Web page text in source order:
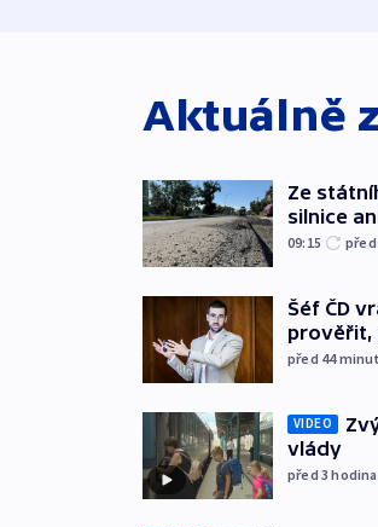
Aktuálně
Ze
silnice
09:15
Šéf ČD
prověřit,
před 44
VIDEO
vlády
před 3